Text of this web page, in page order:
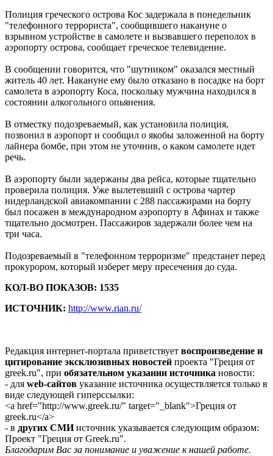
Полиция греческого острова Кос задержала в понедельник
"телефонного террориста", сообщившего накануне о
взрывном устройстве в самолете и вызвавшего переполох в
аэропорту острова, сообщает греческое телевидение.
В сообщении говорится, что "шутником" оказался местный
житель 40 лет. Накануне ему было отказано в посадке на борт
самолета в аэропорту Коса, поскольку мужчина находился в
состоянии алкогольного опьянения.
В отместку подозреваемый, как установила полиция,
позвонил в аэропорт и сообщил о якобы заложенной на борту
лайнера бомбе, при этом не уточнив, о каком самолете идет
речь.
В аэропорту были задержаны два рейса, которые тщательно
проверила полиция. Уже вылетевший с острова чартер
нидерландской авиакомпании с 288 пассажирами на борту
был посажен в международном аэропорту в Афинах и также
тщательно досмотрен. Пассажиров задержали более чем на
три часа.
Подозреваемый в "телефонном терроризме" предстанет перед
прокурором, который изберет меру пресечения до суда.
КОЛ-ВО ПОКАЗОВ: 1535
ИСТОЧНИК: http://www.rian.ru/
Редакция интернет-портала приветствует воспроизведение и
цитирование эксклюзивных новостей проекта "Греция от
greek.ru", при обязательном указании источника новости:
- для web-сайтов указание источника осуществляется только в
виде следующей гиперссылки:
<a href="http://www.greek.ru/" target="_blank">Греция от
greek.ru</a>
- в других СМИисточник указывается следующим образом:
Проект "Греция от Greek.ru".
Благодарим Вас за понимание и уважение к нашей работе.